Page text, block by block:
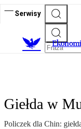
Serwisy
Giełda w
Policzek dla Chin: